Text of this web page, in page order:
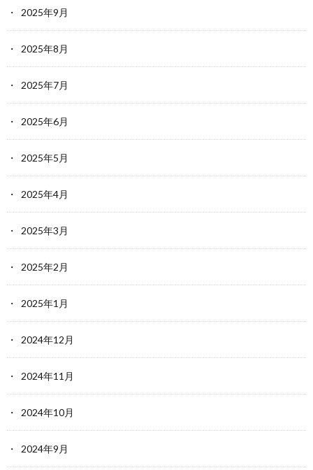
2025年9月
2025年8月
2025年7月
2025年6月
2025年5月
2025年4月
2025年3月
2025年2月
2025年1月
2024年12月
2024年11月
2024年10月
2024年9月